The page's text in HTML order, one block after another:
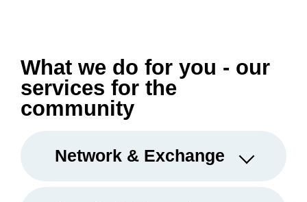
What we do for you - our
services for the
community
Network & Exchange